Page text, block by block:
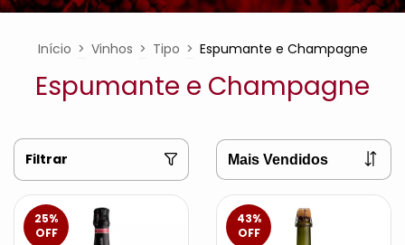
Início > Vinhos > Tipo > Espumante e Champagne
Espumante e Champagne
Filtrar
25%
OFF
43%
OFF